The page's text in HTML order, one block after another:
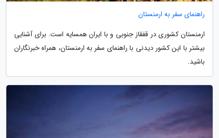
راهنمای سفر به ارمنستان
ارمنستان کشوری در قفقاز جنوبی و با ایران همسایه است. برای آشنایی
بیشتر با این کشور دیدنی با راهنمای سفر به ارمنستان، همراه خبرنگاران
باشید.